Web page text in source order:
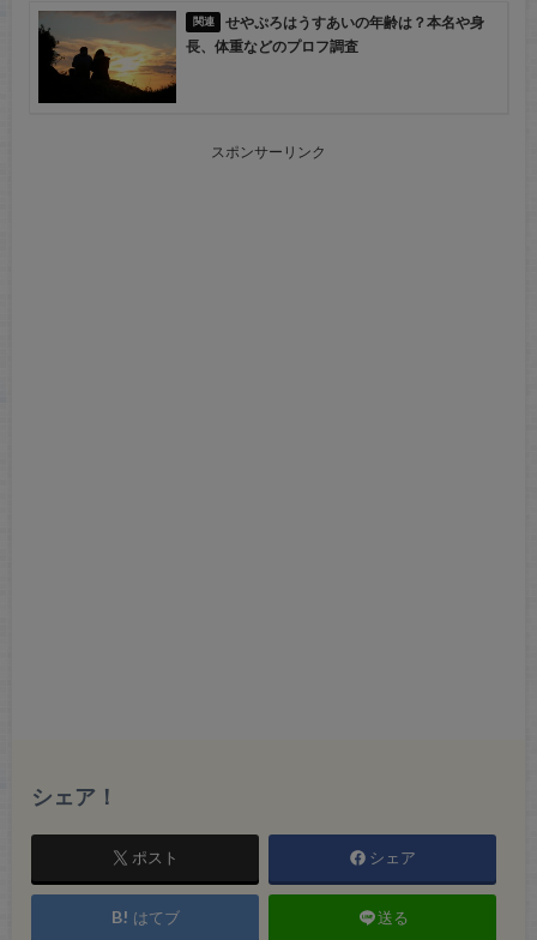
せやぷろはうすあいの年齢は？本名や身
長、体重などのプロフ調査
スポンサーリンク
シェア！
ポスト シェア
はてブ 送る